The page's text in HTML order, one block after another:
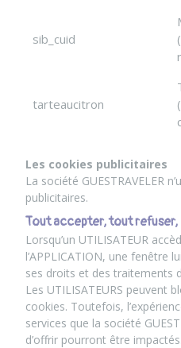
sib_cuid
tarteaucitron
Les cookies publicitaires
La société GUESTRAVELER
publicitaires.
Tout accepter, tout refuser,
Lorsqu’un UTILISATEUR
l’APPLICATION, une fenêtre
ses droits et des traitements
Les UTILISATEURS peuvent
cookies. Toutefois,
services que la société
d’offrir pourront être impactés.